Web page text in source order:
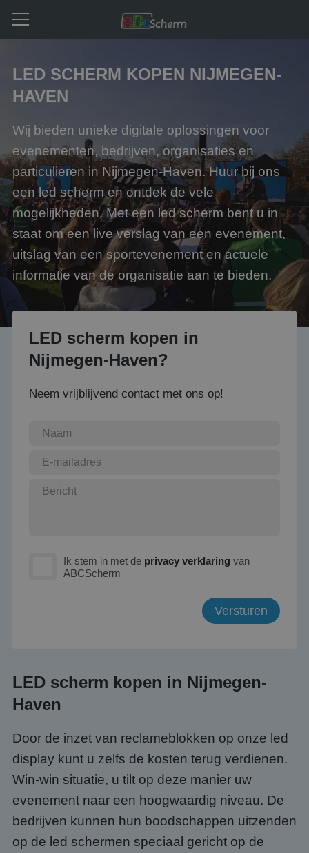
LED SCHERM KOPEN NIJMEGEN-
HAVEN
Wij bieden unieke digitale oplossingen voor
evenementen, bedrijven, organisaties en
particulieren in Nijmegen-Haven. Huur bij ons
een led scherm en ontdek de vele
mogelijkheden. Met een led scherm bent u in
staat om een live verslag van een evenement,
uitslag van een sportevenement en actuele
informatie van de organisatie aan te bieden.
LED scherm kopen in
Nijmegen-Haven?
Neem vrijblijvend contact met ons op!
Ik stem in met de privacy verklaring van
ABCScherm
LED scherm kopen in Nijmegen-
Haven
Door de inzet van reclameblokken op onze led
display kunt u zelfs de kosten terug verdienen.
Win-win situatie, u tilt op deze manier uw
evenement naar een hoogwaardig niveau. De
bedrijven kunnen hun boodschappen uitzenden
op de led schermen speciaal gericht op de